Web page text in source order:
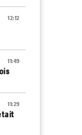
12:12
11:49
11:29